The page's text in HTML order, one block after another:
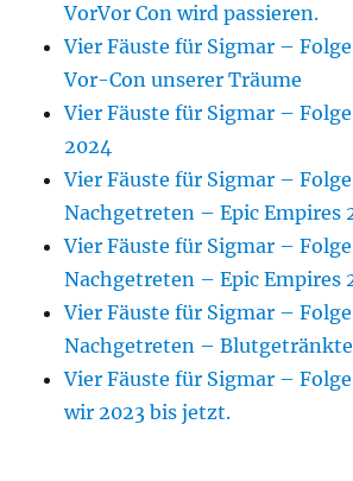
VorVor Con wird passieren.
Vier Fäuste für Sigmar –
Vor-Con unserer Träume
Vier Fäuste für Sigmar –
2024
Vier Fäuste für Sigmar –
Nachgetreten – Epic Empires
Vier Fäuste für Sigmar –
Nachgetreten – Epic Empires
Vier Fäuste für Sigmar –
Nachgetreten – Blutgetränkte
Vier Fäuste für Sigmar –
wir 2023 bis jetzt.